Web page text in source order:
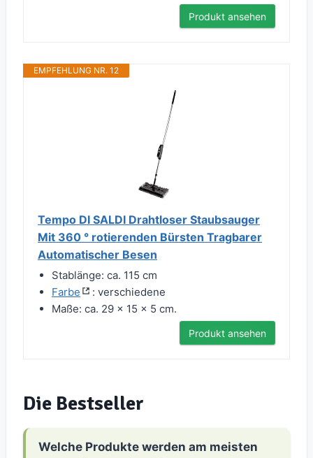
Produkt ansehen
EMPFEHLUNG NR. 12
Tempo DI SALDI Drahtloser Staubsauger
Mit 360 ° rotierenden Bürsten Tragbarer
Automatischer Besen
Stablänge: ca. 115 cm
Farbe
: verschiedene
Maße: ca. 29 x 15 x 5 cm.
Produkt ansehen
Die Bestseller
Welche Produkte werden am meisten